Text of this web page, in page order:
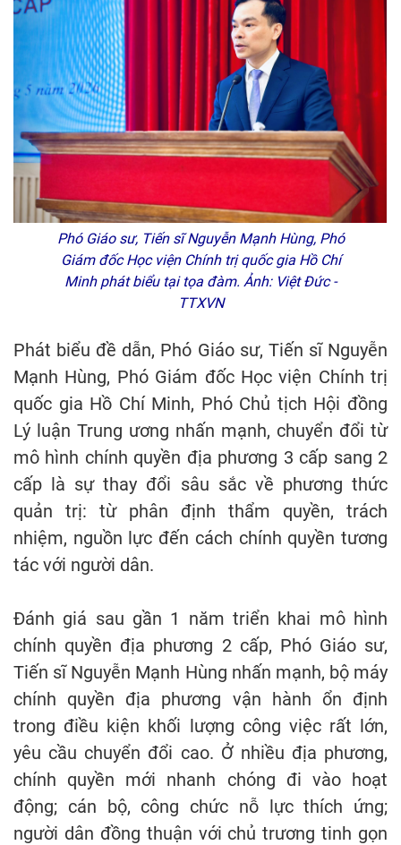
Phó Giáo sư, Tiến sĩ Nguyễn Mạnh Hùng, Phó
Giám đốc Học viện Chính trị quốc gia Hồ Chí
Minh phát biểu tại tọa đàm. Ảnh: Việt Đức -
TTXVN
Phát biểu đề dẫn, Phó Giáo sư, Tiến sĩ Nguyễn
Mạnh Hùng, Phó Giám đốc Học viện Chính trị
quốc gia Hồ Chí Minh, Phó Chủ tịch Hội đồng
Lý luận Trung ương nhấn mạnh, chuyển đổi từ
mô hình chính quyền địa phương 3 cấp sang 2
cấp là sự thay đổi sâu sắc về phương thức
quản trị: từ phân định thẩm quyền, trách
nhiệm, nguồn lực đến cách chính quyền tương
tác với người dân.
Đánh giá sau gần 1 năm triển khai mô hình
chính quyền địa phương 2 cấp, Phó Giáo sư,
Tiến sĩ Nguyễn Mạnh Hùng nhấn mạnh, bộ máy
chính quyền địa phương vận hành ổn định
trong điều kiện khối lượng công việc rất lớn,
yêu cầu chuyển đổi cao. Ở nhiều địa phương,
chính quyền mới nhanh chóng đi vào hoạt
động; cán bộ, công chức nỗ lực thích ứng;
người dân đồng thuận với chủ trương tinh gọn